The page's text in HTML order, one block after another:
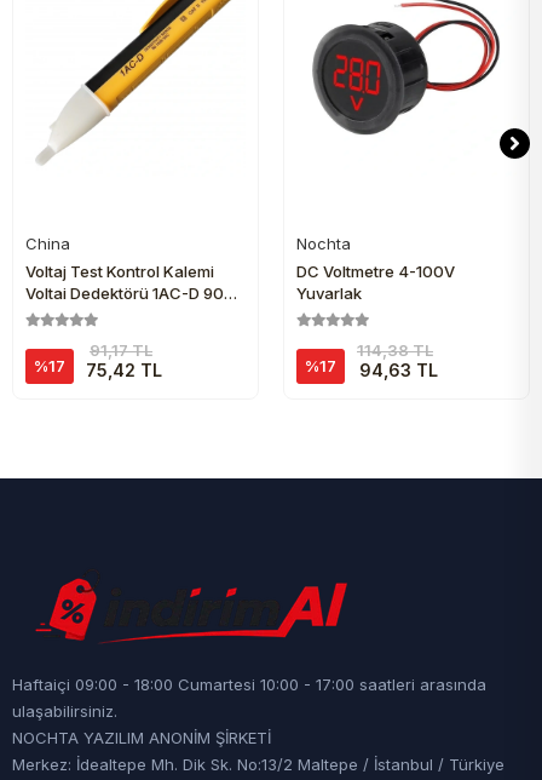
China
Voltaj Test Kontrol Kalemi
Voltaj Dedektörü 1AC-D 90V-
1000V
%17
91,17 TL
75,42 TL
Nochta
DC Voltmetre 4-100V
Yuvarlak
%17
114,38 TL
94,63 TL
Haftaiçi 09:00 - 18:00 Cumartesi 10:00 - 17:00 saatleri arasında
ulaşabilirsiniz.
NOCHTA YAZILIM ANONİM ŞİRKETİ
Merkez: İdealtepe Mh. Dik Sk. No:13/2 Maltepe / İstanbul / Türkiye